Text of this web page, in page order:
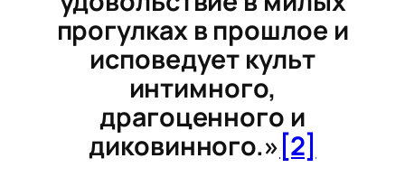
прогулках в прошлое и
исповедует культ
интимного,
драгоценного и
диковинного.» [2]